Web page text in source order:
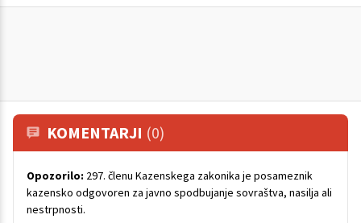
KOMENTARJI (0)
Opozorilo: 297. členu Kazenskega zakonika je posameznik
kazensko odgovoren za javno spodbujanje sovraštva, nasilja ali
nestrpnosti.